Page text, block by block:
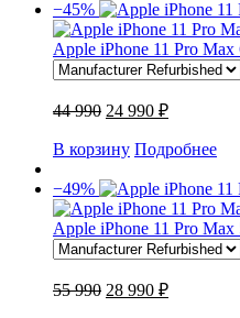
−45%
Apple iPhone 11 Pro
44 990 24 990 ₽
В корзину Подробнее
−49%
Apple iPhone 11 Pro
55 990 28 990 ₽